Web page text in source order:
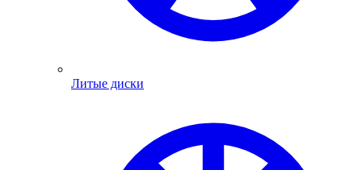
Литые диски